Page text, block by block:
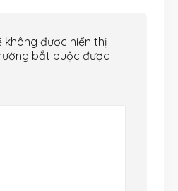
không được hiển thị
bắt buộc được